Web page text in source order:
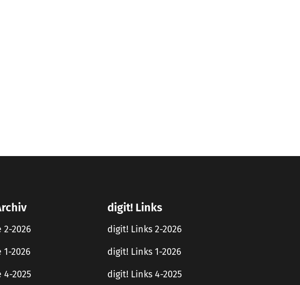
2-2026
1-2026
4-2025
digit! Links
digit! Links 2-2026
digit! Links 1-2026
digit! Links 4-2025